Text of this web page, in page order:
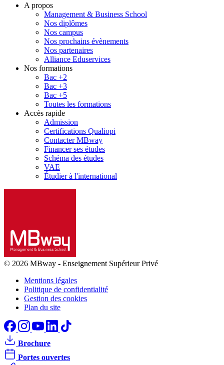
A propos
Management & Business School
Nos diplômes
Nos campus
Nos prochains évènements
Nos partenaires
Alliance Eduservices
Nos formations
Bac +2
Bac +3
Bac +5
Toutes les formations
Accès rapide
Admission
Certifications Qualiopi
Contacter MBway
Financer ses études
Schéma des études
VAE
Étudier à l'international
© 2026 MBway - Enseignement Supérieur Privé
Mentions légales
Politique de confidentialité
Gestion des cookies
Plan du site
Brochure
Portes ouvertes